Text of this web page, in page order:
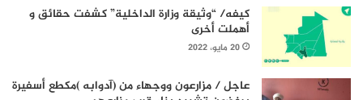
كيفه/ “وثيقة وزارة الداخلية” كشفت حقائق و
أهملت أخرى
20 مايو، 2022
عاجل / مزارعون ووجهاء من (آدوابه )مكطع أسفيرة